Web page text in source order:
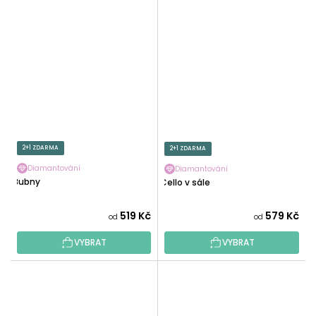
2+1 ZDARMA
Diamantování
Bubny
od 519 Kč
VYBRAT
2+1 ZDARMA
Diamantování
Cello v sále
od 579 Kč
VYBRAT